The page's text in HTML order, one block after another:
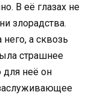
В её глазах не
злорадства.
а сквозь
страшнее
для неё он